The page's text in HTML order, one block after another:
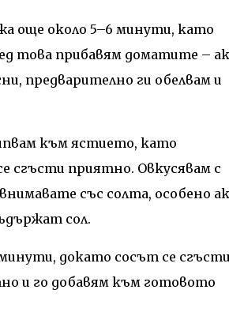
още около 5–6 минути, като
това прибавям доматите –
предварително ги обелвам и
към ястието, като
сгъсти приятно. Овкусявам с
със солта, особено
сол.
докато сосът се
и го добавям към готовото